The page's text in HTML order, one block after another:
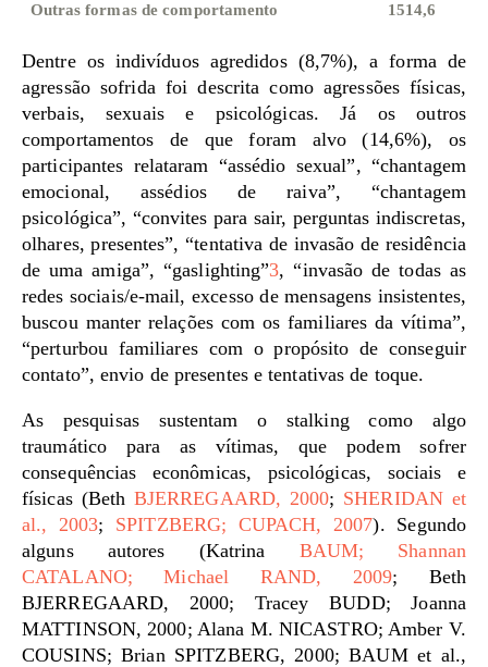
Outras formas de comportamento 1514,6
Dentre os indivíduos agredidos (8,7%), a forma de
agressão sofrida foi descrita como agressões físicas,
verbais, sexuais e psicológicas. Já os outros
comportamentos de que foram alvo (14,6%), os
participantes relataram “assédio sexual”, “chantagem
emocional, assédios de raiva”, “chantagem
psicológica”, “convites para sair, perguntas indiscretas,
olhares, presentes”, “tentativa de invasão de residência
de uma amiga”, “gaslighting”3, “invasão de todas as
redes sociais/e-mail, excesso de mensagens insistentes,
buscou manter relações com os familiares da vítima”,
“perturbou familiares com o propósito de conseguir
contato”, envio de presentes e tentativas de toque.
As pesquisas sustentam o stalking como algo
traumático para as vítimas, que podem sofrer
consequências econômicas, psicológicas, sociais e
físicas (Beth BJERREGAARD, 2000; SHERIDAN et
al., 2003; SPITZBERG; CUPACH, 2007). Segundo
alguns autores (Katrina BAUM; Shannan
CATALANO; Michael RAND, 2009; Beth
BJERREGAARD, 2000; Tracey BUDD; Joanna
MATTINSON, 2000; Alana M. NICASTRO; Amber V.
COUSINS; Brian SPITZBERG, 2000; BAUM et al.,